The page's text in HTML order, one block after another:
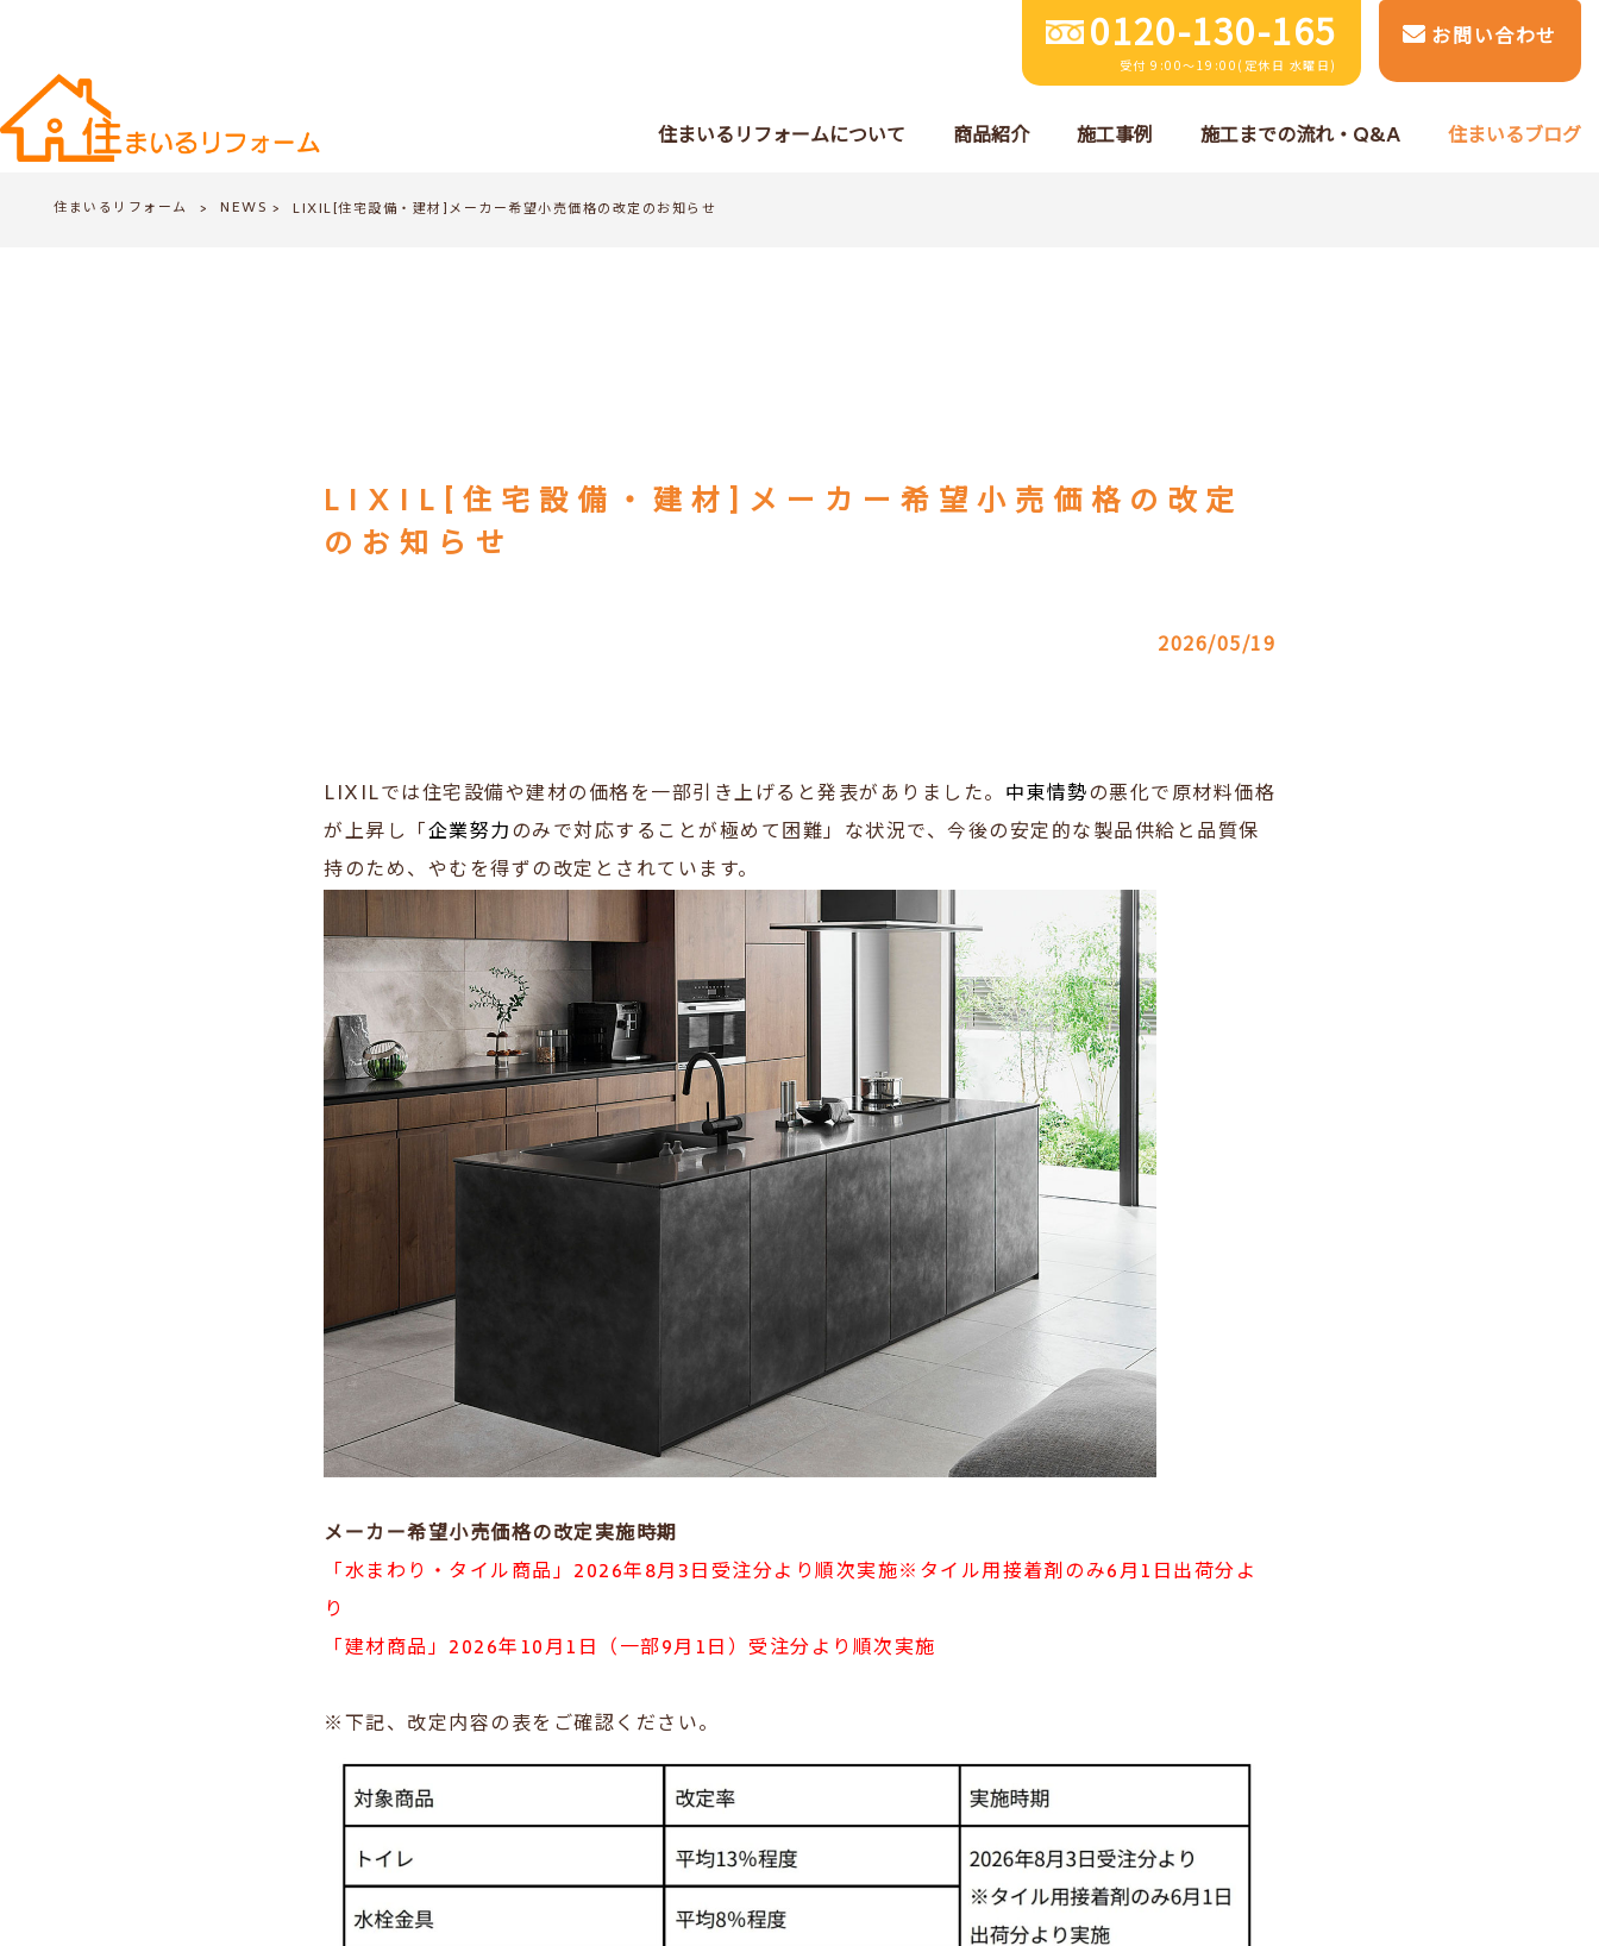
0120-130-165
受付 9:00～19:00(定休日 水曜日)
お問い合わせ
住まいるリフォームについて 商品紹介 施工事例 施工までの流れ・Q&A 住まいるブログ
住まいるリフォーム > NEWS > LIXIL[住宅設備・建材]メーカー希望小売価格の改定のお知らせ
LIXIL[住宅設備・建材]メーカー希望小売価格の改定
のお知らせ
2026/05/19
LIXILでは住宅設備や建材の価格を一部引き上げると発表がありました。 中東情勢の悪化で原材料価格
が上昇し「企業努力のみで対応することが極めて困難」な状況で、今後の安定的な製品供給と品質保
持のため、やむを得ずの改定とされています。
メーカー希望小売価格の改定実施時期
「水まわり・タイル商品」2026年8月3日受注分より順次実施※タイル用接着剤のみ6月1日出荷分よ
り
「建材商品」2026年10月1日（一部9月1日）受注分より順次実施
※下記、改定内容の表をご確認ください。